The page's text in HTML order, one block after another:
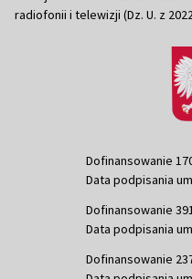
radiofonii i telewizji (Dz. U. z
Dofinansowanie
Data podpisania
Dofinansowanie
Data podpisania
Dofinansowanie